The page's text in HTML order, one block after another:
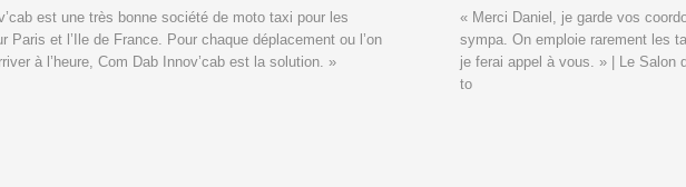
« Merci Daniel, je garde vos coordonnées, Thibault m’a dit que vous étiez très
sympa. On emploie rarement les taxis motos mais si une occasion se présente
je ferai appel à vous. » | Le Salon du Cheval.
Commande de
très sympa et
to